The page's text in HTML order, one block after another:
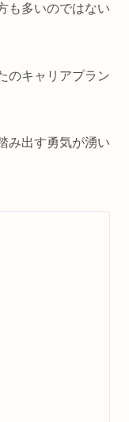
も多いのではない
のキャリアプラン
み出す勇気が湧い